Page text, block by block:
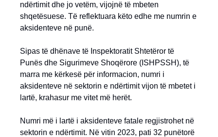
ndërtimit dhe jo vetëm, vijojnë të mbeten
shqetësuese. Të reflektuara këto edhe me numrin e
aksidenteve në punë.
Sipas të dhënave të Inspektoratit Shtetëror të
Punës dhe Sigurimeve Shoqërore (ISHPSSH), të
marra me kërkesë për informacion, numri i
aksidenteve në sektorin e ndërtimit vijon të mbetet i
lartë, krahasur me vitet më herët.
Numri më i lartë i aksidenteve fatale regjistrohet në
sektorin e ndërtimit. Në vitin 2023, pati 32 punëtorë